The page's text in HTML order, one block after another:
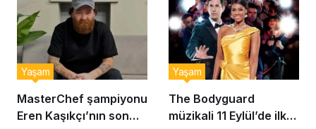
MasterChef şampiyonu
Eren Kaşıkçı’nın son
Yaşam
The Bodyguard
müzikali 11 Eylül’de ilk
Yaşam